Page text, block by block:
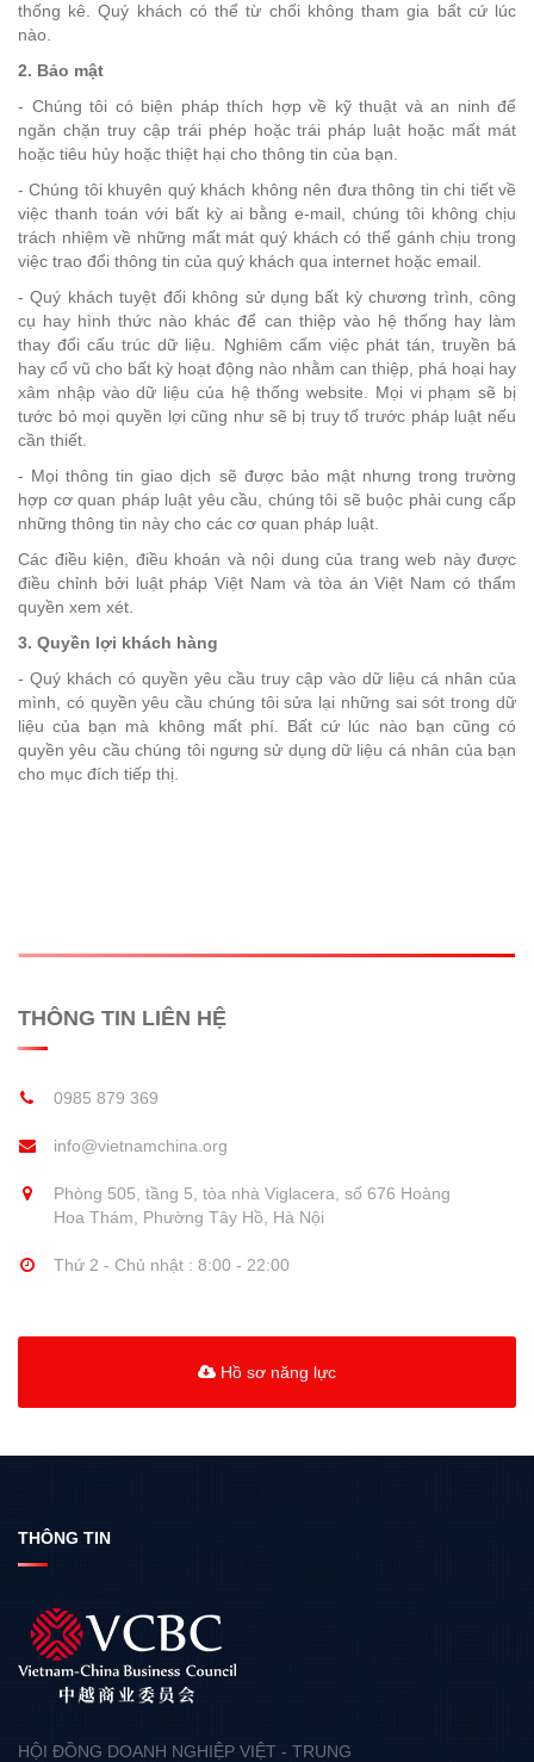
thống kê. Quý khách có thể từ chối không tham gia bất cứ lúc
nào.
2. Bảo mật
- Chúng tôi có biện pháp thích hợp về kỹ thuật và an ninh để
ngăn chặn truy cập trái phép hoặc trái pháp luật hoặc mất mát
hoặc tiêu hủy hoặc thiệt hại cho thông tin của bạn.
- Chúng tôi khuyên quý khách không nên đưa thông tin chi tiết về
việc thanh toán với bất kỳ ai bằng e-mail, chúng tôi không chịu
trách nhiệm về những mất mát quý khách có thể gánh chịu trong
việc trao đổi thông tin của quý khách qua internet hoặc email.
- Quý khách tuyệt đối không sử dụng bất kỳ chương trình, công
cụ hay hình thức nào khác để can thiệp vào hệ thống hay làm
thay đổi cấu trúc dữ liệu. Nghiêm cấm việc phát tán, truyền bá
hay cổ vũ cho bất kỳ hoạt động nào nhằm can thiệp, phá hoại hay
xâm nhập vào dữ liệu của hệ thống website. Mọi vi phạm sẽ bị
tước bỏ mọi quyền lợi cũng như sẽ bị truy tố trước pháp luật nếu
cần thiết.
- Mọi thông tin giao dịch sẽ được bảo mật nhưng trong trường
hợp cơ quan pháp luật yêu cầu, chúng tôi sẽ buộc phải cung cấp
những thông tin này cho các cơ quan pháp luật.
Các điều kiện, điều khoản và nội dung của trang web này được
điều chỉnh bởi luật pháp Việt Nam và tòa án Việt Nam có thẩm
quyền xem xét.
3. Quyền lợi khách hàng
- Quý khách có quyền yêu cầu truy cập vào dữ liệu cá nhân của
mình, có quyền yêu cầu chúng tôi sửa lại những sai sót trong dữ
liệu của bạn mà không mất phí. Bất cứ lúc nào bạn cũng có
quyền yêu cầu chúng tôi ngưng sử dụng dữ liệu cá nhân của bạn
cho mục đích tiếp thị.
THÔNG TIN LIÊN HỆ
0985 879 369
info@vietnamchina.org
Phòng 505, tầng 5, tòa nhà Viglacera, số 676 Hoàng
Hoa Thám, Phường Tây Hồ, Hà Nội
Thứ 2 - Chủ nhật : 8:00 - 22:00
Hồ sơ năng lực
THÔNG TIN
HỘI ĐỒNG DOANH NGHIỆP VIỆT - TRUNG